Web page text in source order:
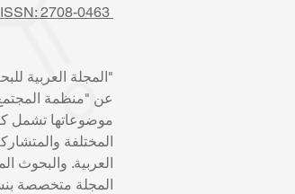
2708-0463
"المجلة العربية
عن "منظمة
موضوعاتها تشمل كل
المختلفة
العربية. والبحوث
المجلة متخصصة